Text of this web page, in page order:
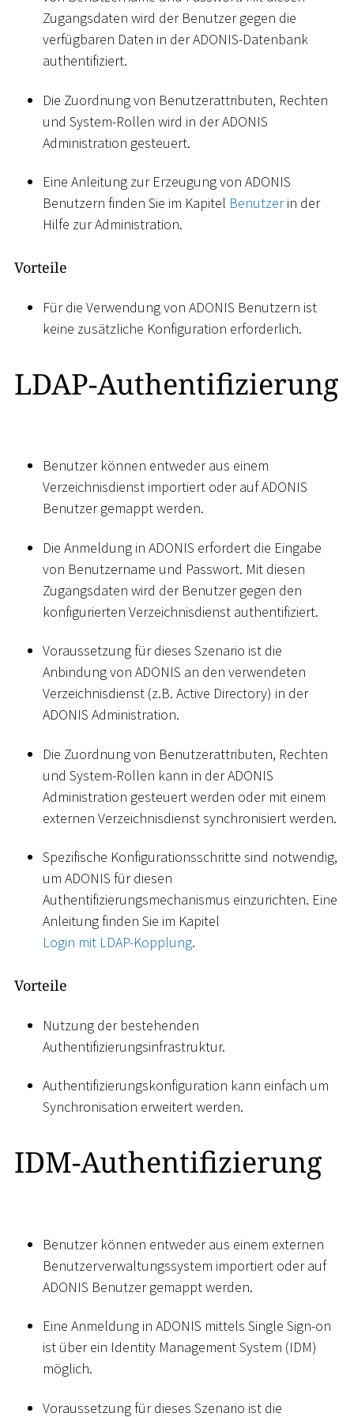
Zugangsdaten wird der Benutzer gegen die
verfügbaren Daten in der ADONIS-Datenbank
authentifiziert.
Die Zuordnung von Benutzerattributen, Rechten
und System-Rollen wird in der ADONIS
Administration gesteuert.
Eine Anleitung zur Erzeugung von ADONIS
Benutzern finden Sie im Kapitel Benutzerin der
Hilfe zur Administration.
Vorteile
Für die Verwendung von ADONIS Benutzern ist
keine zusätzliche Konfiguration erforderlich.
LDAP-Authentifizierung
Benutzer können entweder aus einem
Verzeichnisdienst importiert oder auf ADONIS
Benutzer gemappt werden.
Die Anmeldung in ADONIS erfordert die Eingabe
von Benutzername und Passwort. Mit diesen
Zugangsdaten wird der Benutzer gegen den
konfigurierten Verzeichnisdienst authentifiziert.
Voraussetzung für dieses Szenario ist die
Anbindung von ADONIS an den verwendeten
Verzeichnisdienst (z.B. Active Directory) in der
ADONIS Administration.
Die Zuordnung von Benutzerattributen, Rechten
und System-Rollen kann in der ADONIS
Administration gesteuert werden oder mit einem
externen Verzeichnisdienst synchronisiert werden.
Spezifische Konfigurationsschritte sind notwendig,
um ADONIS für diesen
Authentifizierungsmechanismus einzurichten. Eine
Anleitung finden Sie im Kapitel
Login mit LDAP-Kopplung.
Vorteile
Nutzung der bestehenden
Authentifizierungsinfrastruktur.
Authentifizierungskonfiguration kann einfach um
Synchronisation erweitert werden.
IDM-Authentifizierung
Benutzer können entweder aus einem externen
Benutzerverwaltungssystem importiert oder auf
ADONIS Benutzer gemappt werden.
Eine Anmeldung in ADONIS mittels Single Sign-on
ist über ein Identity Management System (IDM)
möglich.
Voraussetzung für dieses Szenario ist die